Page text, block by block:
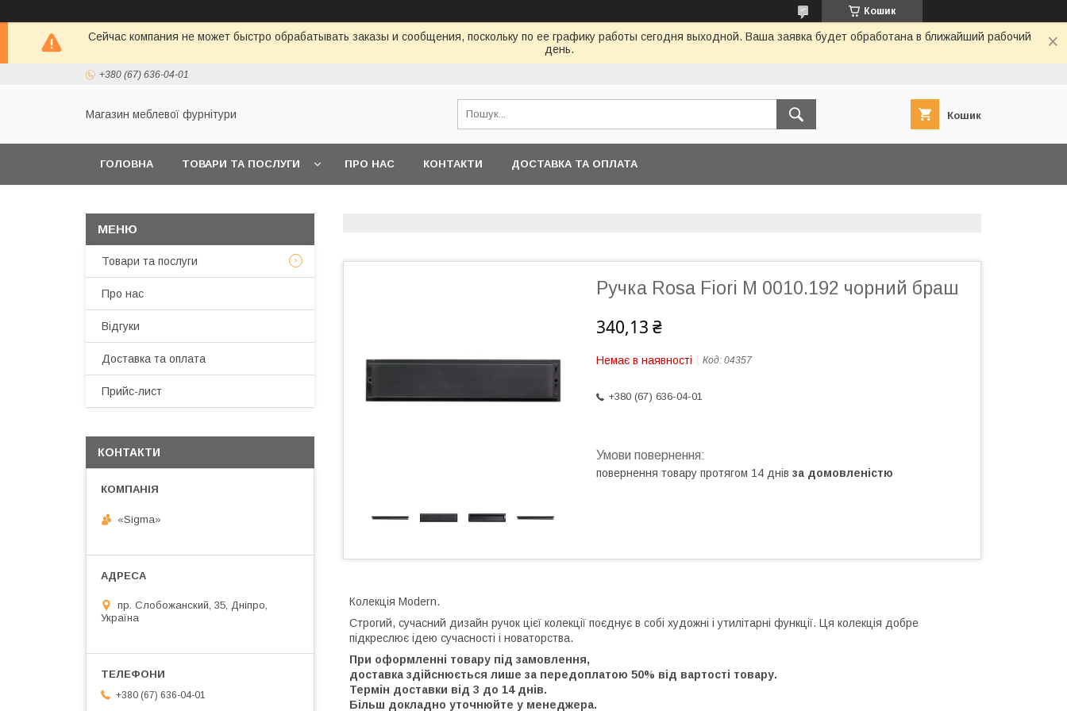
Кошик
Сейчас компания не может быстро обрабатывать заказы и сообщения, поскольку по ее графику работы сегодня выходной. Ваша заявка будет обработана в ближайший рабочий
день.
+380 (67) 636-04-01
Магазин меблевої фурнітури Кошик
ГОЛОВНА ТОВАРИ ТА ПОСЛУГИ ПРО НАС КОНТАКТИ ДОСТАВКА ТА ОПЛАТА
Ручка Rosa Fiori M 0010.192 чорний браш
340,13 ₴
Немає в наявності Код: 04357
+380 (67) 636-04-01
повернення товару протягом 14 днів за домовленістю
Колекція Modern.
Строгий, сучасний дизайн ручок цієї колекції поєднує в собі художні і утилітарні функції. Ця колекція добре
підкреслює ідею сучасності і новаторства.
При оформленні товару під замовлення,
доставка здійснюється лише за передоплатою 50% від вартості товару.
Термін доставки від 3 до 14 днів.
Більш докладно уточнюйте у менеджера.
Товари та послуги
Про нас
Відгуки
Доставка та оплата
Прийс-лист
КОНТАКТИ
«Sigma»
пр. Слобожанский, 35, Дніпро,
Україна
+380 (67) 636-04-01